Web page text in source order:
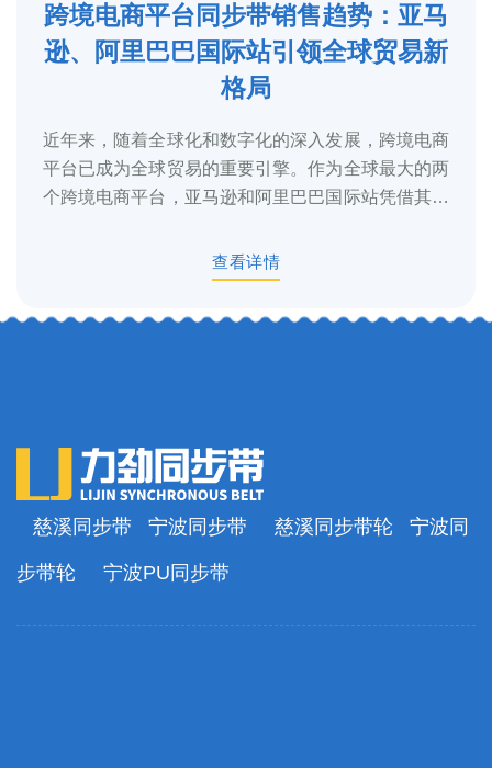
5
2025-3
跨境电商平台同步带销售趋势：亚马
逊、阿里巴巴国际站引领全球贸易新
格局
近年来，随着全球化和数字化的深入发展，跨境电商
平台已成为全球贸易的重要引擎。作为全球最大的两
个跨境电商平台，亚马逊和阿里巴巴国际站凭借其庞
查看详情
慈溪同步带 宁波同步带 慈溪同步带轮 宁波同
步带轮 宁波PU同步带